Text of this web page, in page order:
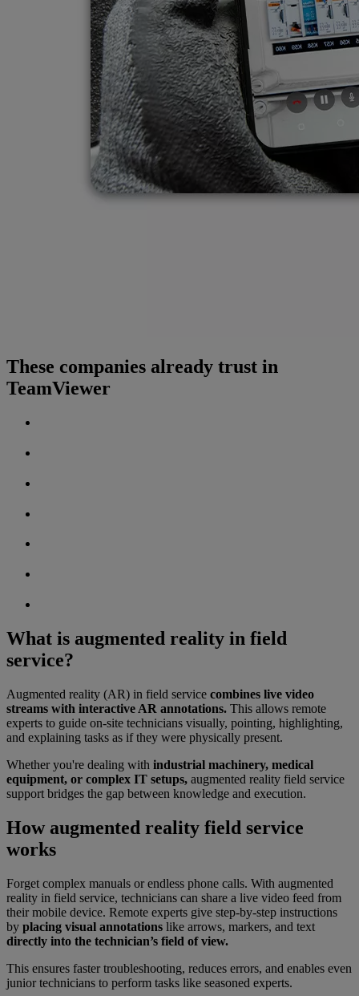
These companies already trust in
TeamViewer
What is augmented reality in field
service?
Augmented reality (AR) in field service combines live video
streams with interactive AR annotations. This allows remote
experts to guide on-site technicians visually, pointing, highlighting,
and explaining tasks as if they were physically present.
Whether you're dealing with industrial machinery, medical
equipment, or complex IT setups, augmented reality field service
support bridges the gap between knowledge and execution.
How augmented reality field service
works
Forget complex manuals or endless phone calls. With augmented
reality in field service, technicians can share a live video feed from
their mobile device. Remote experts give step-by-step instructions
by placing visual annotations like arrows, markers, and text
directly into the technician’s field of view.
This ensures faster troubleshooting, reduces errors, and enables even
junior technicians to perform tasks like seasoned experts.